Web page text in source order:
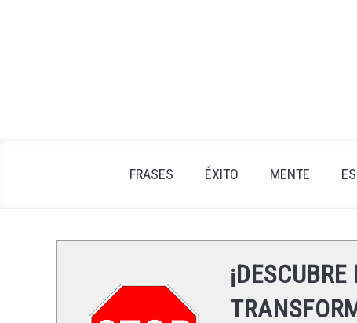
FRASES ÉXITO MENTE